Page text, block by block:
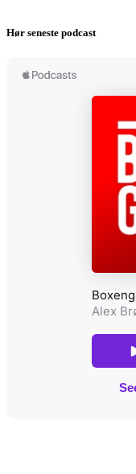
Hør seneste podcast